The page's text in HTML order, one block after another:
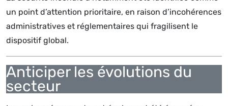
un point d’attention prioritaire, en raison d’incohérences
administratives et réglementaires qui fragilisent le
dispositif global.
Anticiper les évolutions du
secteur